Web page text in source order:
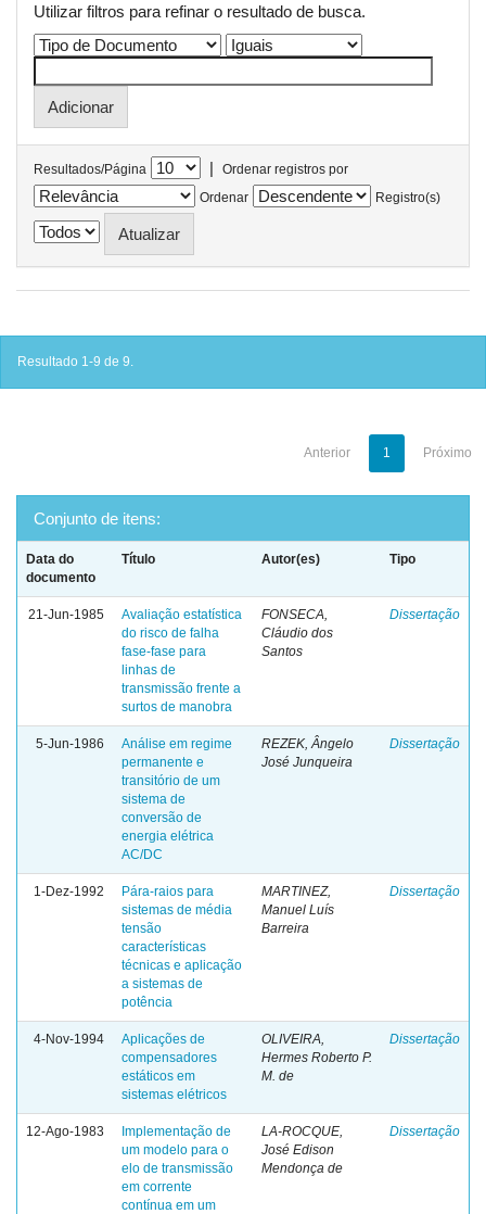
Utilizar filtros para refinar o resultado de busca.
Resultados/Página |
Ordenar registros por
Ordenar
Registro(s)
Resultado 1-9 de 9.
Anterior 1 Próximo
Conjunto de itens:
Data do
documento
Título Autor(es) Tipo
21-Jun-1985
Avaliação estatística
do risco de falha
fase-fase para
linhas de
transmissão frente a
surtos de manobra
FONSECA,
Cláudio dos
Santos
Dissertação
5-Jun-1986
Análise em regime
permanente e
transitório de um
sistema de
conversão de
energia elétrica
AC/DC
REZEK, Ângelo
José Junqueira
Dissertação
1-Dez-1992
Pára-raios para
sistemas de média
tensão
características
técnicas e aplicação
a sistemas de
potência
MARTINEZ,
Manuel Luís
Barreira
Dissertação
4-Nov-1994
Aplicações de
compensadores
estáticos em
sistemas elétricos
OLIVEIRA,
Hermes Roberto P.
M. de
Dissertação
12-Ago-1983
Implementação de
um modelo para o
elo de transmissão
em corrente
contínua em um
LA-ROCQUE,
José Edison
Mendonça de
Dissertação